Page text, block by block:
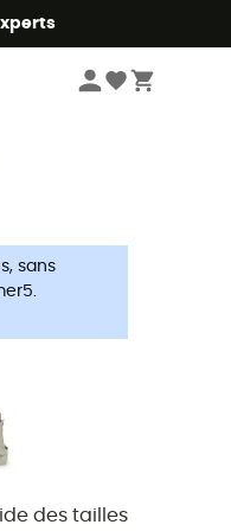
sans
des tailles